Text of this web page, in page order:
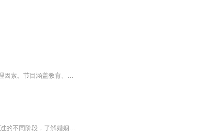
锦玉和会长的故事信箱，聚焦社会热点事件，通过深度对话剖析现象背后的文化、经济、心理因素。节目涵盖教育、职场、家庭等多元领域，结合新闻事件展开理性讨论，大众视角又不失幽默表达，致力于为听众提供兼具深度与趣味的社会议题解读。
婚姻是男女两性互为配偶的结合，婚姻关系是人类最基本的社会关系 。我们回溯人类婚姻走过的不同阶段，了解婚姻模式的存在演变与当时的经济、社会发展的关系 。